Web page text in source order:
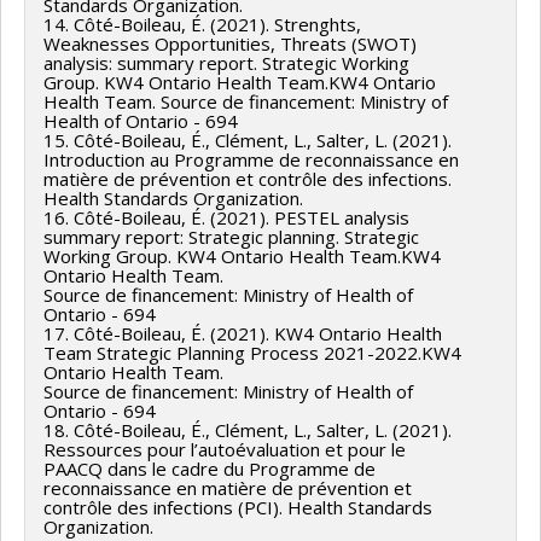
Standards Organization.
14. Côté-Boileau, É. (2021). Strenghts,
Weaknesses Opportunities, Threats (SWOT)
analysis: summary report. Strategic Working
Group. KW4 Ontario Health Team.KW4 Ontario
Health Team. Source de financement: Ministry of
Health of Ontario - 694
15. Côté-Boileau, É., Clément, L., Salter, L. (2021).
Introduction au Programme de reconnaissance en
matière de prévention et contrôle des infections.
Health Standards Organization.
16. Côté-Boileau, É. (2021). PESTEL analysis
summary report: Strategic planning. Strategic
Working Group. KW4 Ontario Health Team.KW4
Ontario Health Team.
Source de financement: Ministry of Health of
Ontario - 694
17. Côté-Boileau, É. (2021). KW4 Ontario Health
Team Strategic Planning Process 2021-2022.KW4
Ontario Health Team.
Source de financement: Ministry of Health of
Ontario - 694
18. Côté-Boileau, É., Clément, L., Salter, L. (2021).
Ressources pour l’autoévaluation et pour le
PAACQ dans le cadre du Programme de
reconnaissance en matière de prévention et
contrôle des infections (PCI). Health Standards
Organization.